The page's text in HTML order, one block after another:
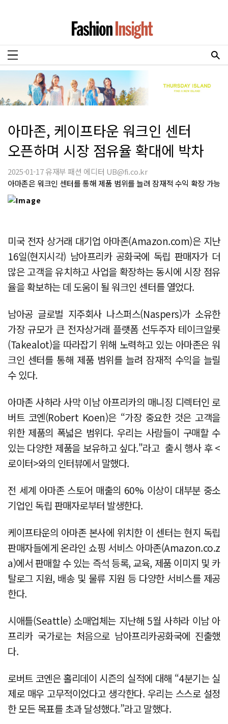
아마존, 케이프타운 워크인 센터
오픈하며 시장 점유율 확대에 박차
2025-01-17 유재부 패션 에디터 UB@fi.co.kr
아마존은 워크인 센터를 통해 제품 범위를 늘려 잠재적 수익 확장 가능
미국 전자 상거래 대기업 아마존(Amazon.com)은 지난
16일(현지시각) 남아프리카 공화국에 독립 판매자가 더
많은 고객을 유치하고 사업을 확장하는 동시에 시장 점유
율을 확보하는 데 도움이 될 워크인 센터를 열었다.
남아공 글로벌 지주회사 나스퍼스(Naspers)가 소유한
가장 규모가 큰 전자상거래 플랫폼 선두주자 테이크알롯
(Takealot)을 따라잡기 위해 노력하고 있는 아마존은 워
크인 센터를 통해 제품 범위를 늘려 잠재적 수익을 늘릴
수 있다.
아마존 사하라 사막 이남 아프리카의 매니징 디렉터인 로
버트 코엔(Robert Koen)은 “가장 중요한 것은 고객을
위한 제품의 폭넓은 범위다. 우리는 사람들이 구매할 수
있는 다양한 제품을 보유하고 싶다."라고 출시 행사 후 <
로이터>와의 인터뷰에서 말했다.
전 세계 아마존 스토어 매출의 60% 이상이 대부분 중소
기업인 독립 판매자로부터 발생한다.
케이프타운의 아마존 본사에 위치한 이 센터는 현지 독립
판매자들에게 온라인 쇼핑 서비스 아마존(Amazon.co.z
a)에서 판매할 수 있는 즉석 등록, 교육, 제품 이미지 및 카
탈로그 지원, 배송 및 물류 지원 등 다양한 서비스를 제공
한다.
시애틀(Seattle) 소매업체는 지난해 5월 사하라 이남 아
프리카 국가로는 처음으로 남아프리카공화국에 진출했
다.
로버트 코엔은 홀리데이 시즌의 실적에 대해 “4분기는 실
제로 매우 고무적이었다고 생각한다. 우리는 스스로 설정
한 모든 목표를 초과 달성했다.”라고 말했다.